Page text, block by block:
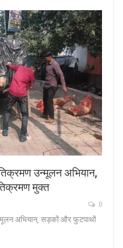
उन्मूलन अभियान,
मुक्त
0
अभियान, सड़कों और फुटपाथों